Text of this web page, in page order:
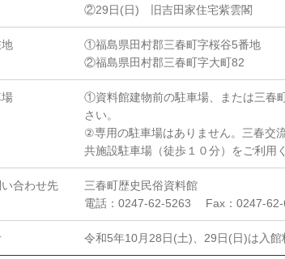
②29日(日) 旧吉田家住宅紫雲閣
①福島県田村郡三春町字桜谷5番地
②福島県田村郡三春町字大町82
①資料館建物前の駐車場、または三春
さい。
②専用の駐車場はありません。三春交
共施設駐車場（徒歩１０分）をご利用
合わせ先
三春町歴史民俗資料館
電話：0247-62-5263 Fax：0247-62-
令和5年10月28日(土)、29日(日)は入館